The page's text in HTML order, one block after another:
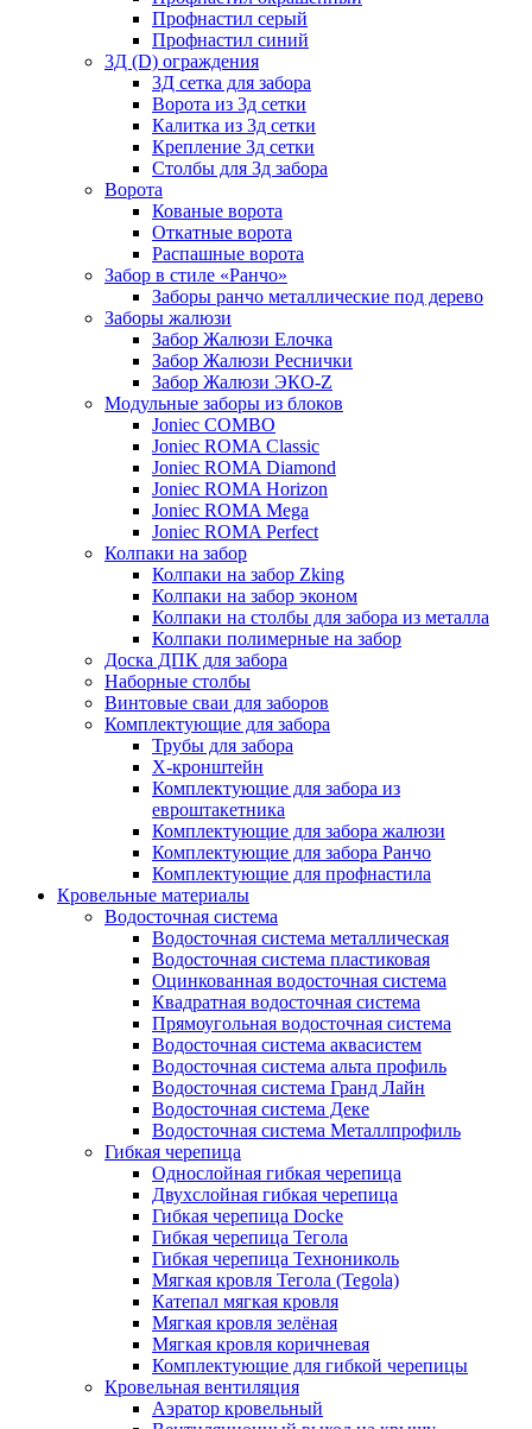
Профнастил серый
Профнастил синий
3Д (D) ограждения
3Д сетка для забора
Ворота из 3д сетки
Калитка из 3д сетки
Крепление 3д сетки
Столбы для 3д забора
Ворота
Кованые ворота
Откатные ворота
Распашные ворота
Забор в стиле «Ранчо»
Заборы ранчо металлические под дерево
Заборы жалюзи
Забор Жалюзи Елочка
Забор Жалюзи Реснички
Забор Жалюзи ЭКО-Z
Модульные заборы из блоков
Joniec COMBO
Joniec ROMA Classic
Joniec ROMA Diamond
Joniec ROMA Horizon
Joniec ROMA Mega
Joniec ROMA Perfect
Колпаки на забор
Колпаки на забор Zking
Колпаки на забор эконом
Колпаки на столбы для забора из металла
Колпаки полимерные на забор
Доска ДПК для забора
Наборные столбы
Винтовые сваи для заборов
Комплектующие для забора
Трубы для забора
Х-кронштейн
Комплектующие для забора из
евроштакетника
Комплектующие для забора жалюзи
Комплектующие для забора Ранчо
Комплектующие для профнастила
Кровельные материалы
Водосточная система
Водосточная система металлическая
Водосточная система пластиковая
Оцинкованная водосточная система
Квадратная водосточная система
Прямоугольная водосточная система
Водосточная система аквасистем
Водосточная система альта профиль
Водосточная система Гранд Лайн
Водосточная система Деке
Водосточная система Металлпрофиль
Гибкая черепица
Однослойная гибкая черепица
Двухслойная гибкая черепица
Гибкая черепица Docke
Гибкая черепица Тегола
Гибкая черепица Технониколь
Мягкая кровля Тегола (Tegola)
Катепал мягкая кровля
Мягкая кровля зелёная
Мягкая кровля коричневая
Комплектующие для гибкой черепицы
Кровельная вентиляция
Аэратор кровельный